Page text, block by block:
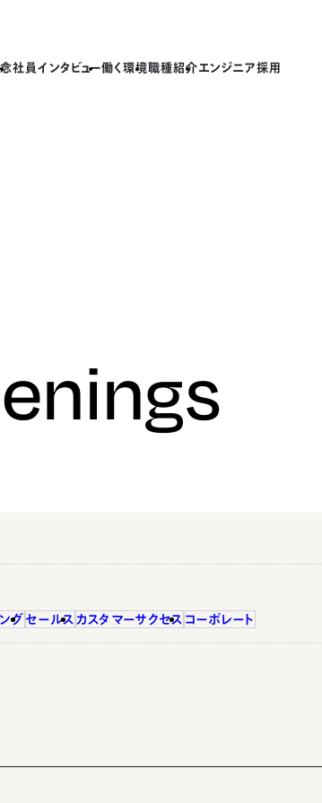
社員インタビュー働く環境職種紹介エンジニア採用
グ セールス カスタマーサクセス コーポレート